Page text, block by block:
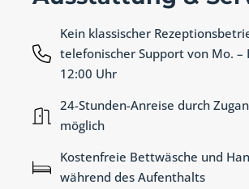
Kein klassischer
telefonischer Support von Mo. –
12:00 Uhr
24-Stunden-Anreise durch
möglich
Kostenfreie Bettwäsche und
während des Aufenthalts